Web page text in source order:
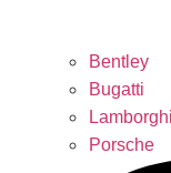
Bentley
Bugatti
Porsche